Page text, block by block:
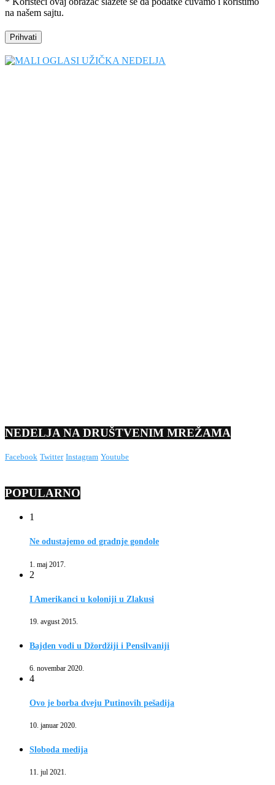
na našem sajtu.
NEDELJA NA DRUŠTVENIM MREŽAMA
Facebook Twitter Instagram Youtube
POPULARNO
1
Ne odustajemo od gradnje gondole
1. maj 2017.
2
I Amerikanci u koloniji u Zlakusi
19. avgust 2015.
Bajden vodi u Džordžiji i Pensilvaniji
6. novembar 2020.
4
Ovo je borba dveju Putinovih pešadija
10. januar 2020.
Sloboda medija
11. jul 2021.